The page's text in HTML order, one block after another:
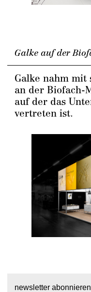
Galke auf der
Galke nahm mit
an der Biofach-
auf der das
vertreten ist.
newsletter abonnieren